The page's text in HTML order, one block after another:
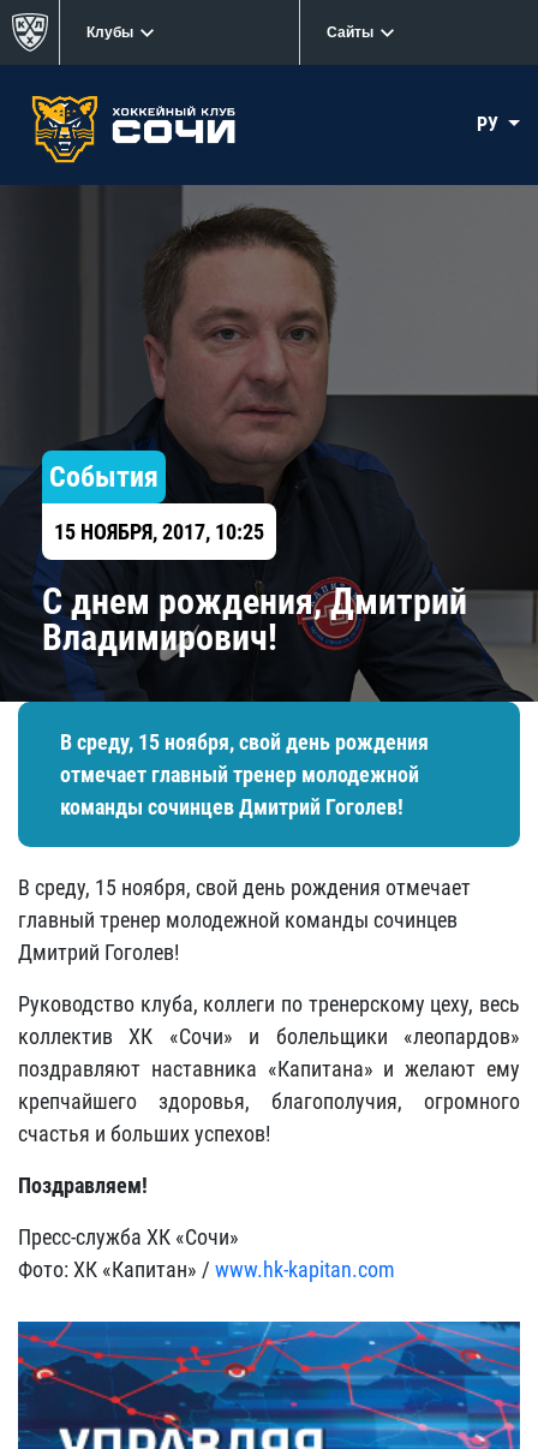
Клубы Сайты
РУ
События
15 НОЯБРЯ, 2017, 10:25
С днем рождения, Дмитрий
Владимирович!
В среду, 15 ноября, свой день рождения
отмечает главный тренер молодежной
команды сочинцев Дмитрий Гоголев!
В среду, 15 ноября, свой день рождения отмечает
главный тренер молодежной команды сочинцев
Дмитрий Гоголев!
Руководство клуба, коллеги по тренерскому цеху, весь
коллектив ХК «Сочи» и болельщики «леопардов»
поздравляют наставника «Капитана» и желают ему
крепчайшего здоровья, благополучия, огромного
счастья и больших успехов!
Поздравляем!
Пресс-служба ХК «Сочи»
Фото: ХК «Капитан» / www.hk-kapitan.com